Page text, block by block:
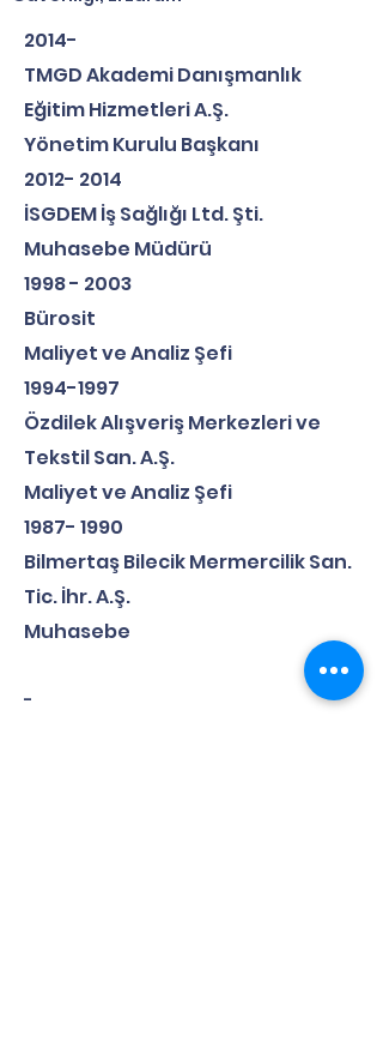
2014-
TMGD Akademi Danışmanlık
Eğitim Hizmetleri A.Ş.
Yönetim Kurulu Başkanı
2012- ​2014
İSGDEM İş Sağlığı Ltd. Şti.
Muhasebe Müdürü
1998 - 2003
Bürosit
Maliyet ve Analiz Şefi
1994-1997
Özdilek Alışveriş Merkezleri ve
Tekstil San. A.Ş.
Maliyet ve Analiz Şefi
1987- 1990
Bilmertaş Bilecik Mermercilik San.
Tic. İhr. A.Ş.
Muhasebe
-